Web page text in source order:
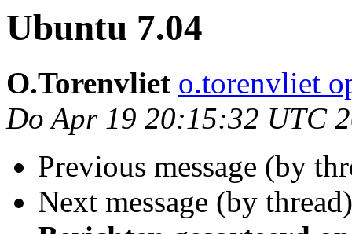
Ubuntu 7.04
O.Torenvliet o.torenvliet
Do Apr 19 20:15:32 UTC
Previous message (by
Next message (by